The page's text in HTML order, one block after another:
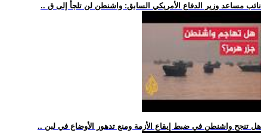
.. نائب مساعد وزير الدفاع الأمريكي السابق: واشنطن لن تلجأ إلى ق
.. هل تنجح واشنطن في ضبط إيقاع الأزمة ومنع تدهور الأوضاع في لبن